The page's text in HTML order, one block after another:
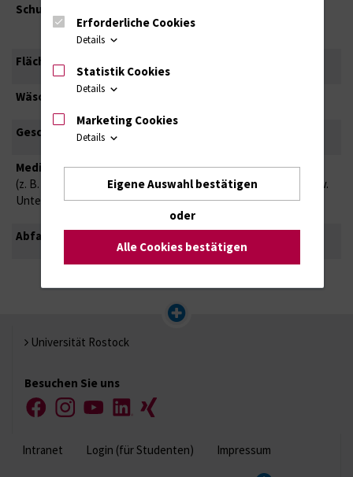
Schutzkittel
Patientenzimmers
Flächendesinfektion
Wäsche
Geschirr
Medizinprodukte
(z. B. Pflege-
Untersuchungsmaterial)
Patientenbezogen einsetzen.
Nach Gebrauch aufbereiten bzw.
entsorgen.
Abfall
Universität Rostock
Besuchen Sie uns
FacebookInstagramYouTubeLinkedIn
Xing
Intranet Login (für Studenten) Impressum
Erforderliche Cookies
Details
Statistik Cookies
Details
Marketing Cookies
Details
Eigene Auswahl bestätigen
oder
Alle Cookies bestätigen